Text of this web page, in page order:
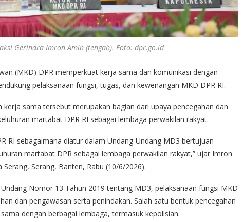
Gerindra Imron Amin (tengah). Foto: dpr.go.id
(MKD) DPR memperkuat kerja sama dan komunikasi dengan
pelaksanaan fungsi, tugas, dan kewenangan MKD DPR RI.
sama tersebut merupakan bagian dari upaya pencegahan dan
martabat DPR RI sebagai lembaga perwakilan rakyat.
RI sebagaimana diatur dalam Undang-Undang MD3 bertujuan
martabat DPR sebagai lembaga perwakilan rakyat,” ujar Imron
Serang, Banten, Rabu (10/6/2026).
Nomor 13 Tahun 2019 tentang MD3, pelaksanaan fungsi MKD
dan pengawasan serta penindakan. Salah satu bentuk pencegahan
dengan berbagai lembaga, termasuk kepolisian.